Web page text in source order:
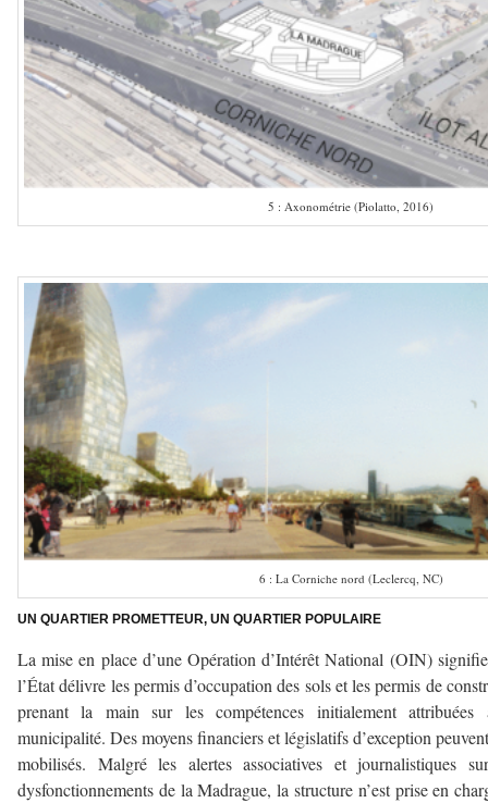
5 : Axonométrie (Piolatto, 2016)
6 : La Corniche nord (Leclercq, NC)
UN QUARTIER PROMETTEUR, UN QUARTIER POPULAIRE
La mise en place d’une Opération d’Intérêt National (OIN)
l’État délivre les permis d’occupation des sols et les permis de
prenant la main sur les compétences initialement
municipalité. Des moyens financiers et législatifs d’exception
mobilisés. Malgré les alertes associatives et journalistiques
dysfonctionnements de la Madrague, la structure n’est prise en